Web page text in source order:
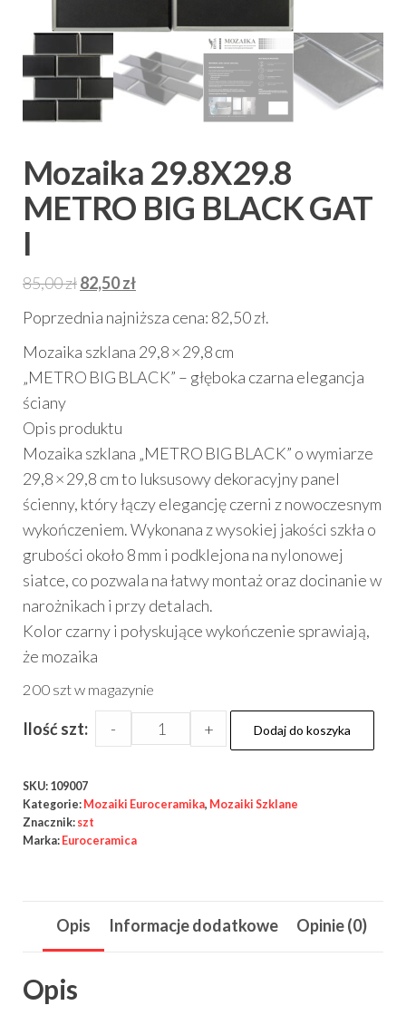
Mozaika 29.8X29.8
METRO BIG BLACK GAT
I
85,00złPierwotna
cena
wynosiła:
85,00 zł.
82,50złAktualna
cena
82,50 zł.
Poprzednia najniższa cena: 82,50zł.
Mozaika szklana 29,8 × 29,8 cm
„METRO BIG BLACK” – głęboka czarna elegancja
ściany
Opis produktu
Mozaika szklana „METRO BIG BLACK” o wymiarze
29,8 × 29,8 cm to luksusowy dekoracyjny panel
ścienny, który łączy elegancję czerni z nowoczesnym
wykończeniem. Wykonana z wysokiej jakości szkła o
grubości około 8 mm i podklejona na nylonowej
siatce, co pozwala na łatwy montaż oraz docinanie w
narożnikach i przy detalach.
Kolor czarny i połyskujące wykończenie sprawiają,
że mozaika
200 szt w magazynie
Mozaika
BIG
BLACK
GAT
Ilość szt: - + Dodaj do koszyka
SKU: 109007
Kategorie: Mozaiki Euroceramika, Mozaiki Szklane
Znacznik: szt
Marka: Euroceramica
Opis Informacje dodatkowe Opinie (0)
Opis